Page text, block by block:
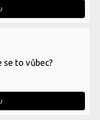
se to vůbec?